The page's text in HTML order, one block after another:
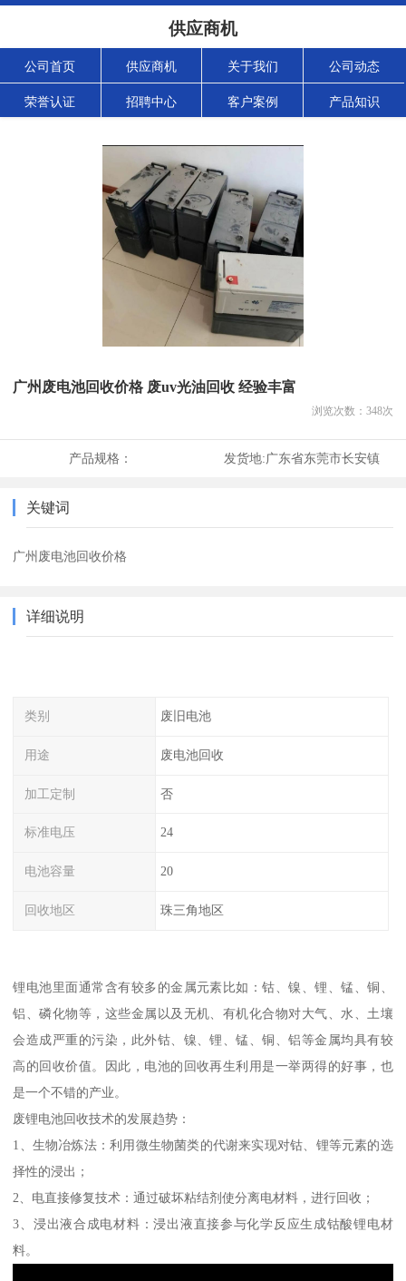
供应商机
公司首页 供应商机 关于我们 公司动态
荣誉认证 招聘中心 客户案例 产品知识
广州废电池回收价格 废uv光油回收 经验丰富
浏览次数： 348次
产品规格： 发货地:广东省东莞市长安镇
关键词
广州废电池回收价格
详细说明
类别 废旧电池
用途 废电池回收
加工定制 否
标准电压 24
电池容量 20
回收地区 珠三角地区
锂电池里面通常含有较多的金属元素比如：钴、镍、锂、锰、铜、
铝、磷化物等，这些金属以及无机、有机化合物对大气、水、土壤
会造成严重的污染，此外钴、镍、锂、锰、铜、铝等金属均具有较
高的回收价值。因此，电池的回收再生利用是一举两得的好事，也
是一个不错的产业。
废锂电池回收技术的发展趋势：
1、生物冶炼法：利用微生物菌类的代谢来实现对钴、锂等元素的选
择性的浸出；
2、电直接修复技术：通过破坏粘结剂使分离电材料，进行回收；
3、浸出液合成电材料：浸出液直接参与化学反应生成钴酸锂电材
料。